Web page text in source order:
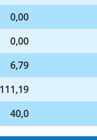
0,00
0,00
6,79
111,19
40,0